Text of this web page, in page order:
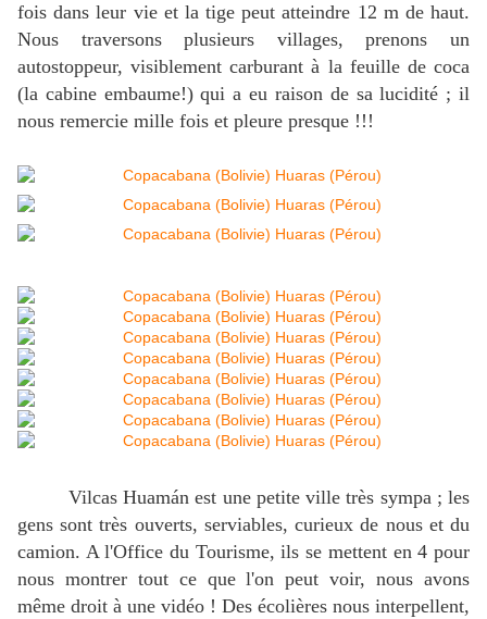
fois dans leur vie et la tige peut atteindre 12 m de haut.
Nous traversons plusieurs villages, prenons un
autostoppeur, visiblement carburant à la feuille de coca
(la cabine embaume!) qui a eu raison de sa lucidité ; il
nous remercie mille fois et pleure presque !!!
Vilcas Huamán est une petite ville très sympa ; les
gens sont très ouverts, serviables, curieux de nous et du
camion. A l'Office du Tourisme, ils se mettent en 4 pour
nous montrer tout ce que l'on peut voir, nous avons
même droit à une vidéo ! Des écolières nous interpellent,